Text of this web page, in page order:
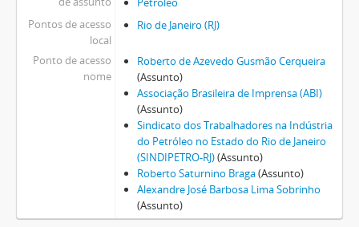
Pontos de acesso
local
Rio de Janeiro (RJ)
Ponto de acesso
nome
Roberto de Azevedo Gusmão Cerqueira
(Assunto)
Associação Brasileira de Imprensa (ABI)
(Assunto)
Sindicato dos Trabalhadores na Indústria
do Petróleo no Estado do Rio de Janeiro
(SINDIPETRO-RJ)(Assunto)
Roberto Saturnino Braga(Assunto)
Alexandre José Barbosa Lima Sobrinho
(Assunto)